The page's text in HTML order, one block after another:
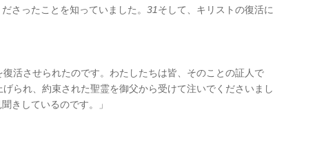
さったことを知っていました。 31そして、キリストの復活に
復活させられたのです。わたしたちは皆、そのことの証人で
られ、約束された聖霊を御父から受けて注いでくださいまし
きしているのです。」